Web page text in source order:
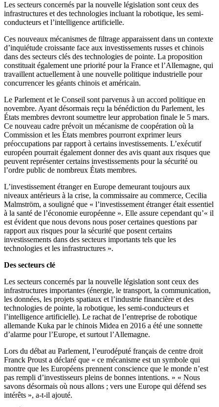
Les secteurs concernés par la nouvelle législation sont ceux des
infrastructures et des technologies incluant la robotique, les semi-
conducteurs et l’intelligence artificielle.
Ces nouveaux mécanismes de filtrage apparaissent dans un contexte
d’inquiétude croissante face aux investissements russes et chinois
dans des secteurs clés des technologies de pointe. La proposition
constituait également une priorité pour la France et l’Allemagne, qui
travaillent actuellement à une nouvelle politique industrielle pour
concurrencer les géants chinois et américain.
Le Parlement et le Conseil sont parvenus à un accord politique en
novembre. Ayant désormais reçu la bénédiction du Parlement, les
États membres devront soumettre leur approbation finale le 5 mars.
Ce nouveau cadre prévoit un mécanisme de coopération où la
Commission et les États membres pourront exprimer leurs
préoccupations par rapport à certains investissements. L’exécutif
européen pourrait également donner des avis quant aux risques que
peuvent représenter certains investissements pour la sécurité ou
l’ordre public de nombreux États membres.
L’investissement étranger en Europe demeurant toujours aux
niveaux antérieurs à la crise, la commissaire au commerce, Cecilia
Malmström, a souligné que « l’investissement étranger était essentiel
à la santé de l’économie européenne ». Elle assure cependant qu’« il
est évident que nous devons nous poser certaines questions par
rapport aux risques pour la sécurité que posent certains
investissements dans des secteurs importants tels que les
technologies et les infrastructures ».
Des secteurs clé
Les secteurs concernés par la nouvelle législation sont ceux des
infrastructures importantes (énergie, le transport, la communication,
les données, les projets spatiaux et l’industrie financière et des
technologies de pointe, la robotique, les semi-conducteurs et
l’intelligence artificielle). Le rachat de l’entreprise de robotique
allemande Kuka par le chinois Midea en 2016 a été une sonnette
d’alarme pour l’Europe, et surtout l’Allemagne.
Lors du débat au Parlement, l’eurodéputé français de centre droit
Franck Proust a déclaré que « ce mécanisme est un symbole qui
montre que les Européens prennent conscience que le monde n’est
pas rempli d’investisseurs pleins de bonnes intentions. » « Nous
savons désormais où nous allons ; vers une Europe qui défend ses
intérêts », a-t-il ajouté.